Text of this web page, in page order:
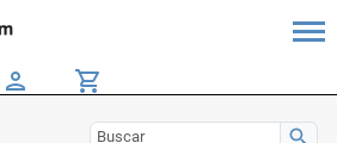
person shopping_cart
search